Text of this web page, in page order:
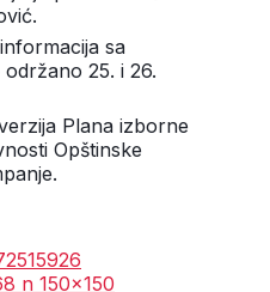
sa
25. i 26.
Plana izborne
Opštinske